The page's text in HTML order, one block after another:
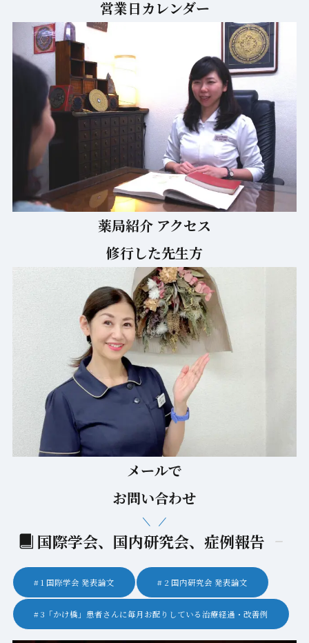
営業日カレンダー
薬局紹介 アクセス
修行した先生方
メールで
お問い合わせ
国際学会、国内研究会、症例報告
1 国際学会 発表論文 2 国内研究会 発表論文
3「かけ橋」患者さんに毎月お配りしている治療経過・改善例